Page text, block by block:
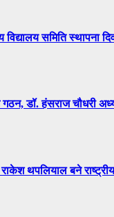
विद्यालय समिति स्थापना
डॉ. हंसराज चौधरी
थपलियाल बने